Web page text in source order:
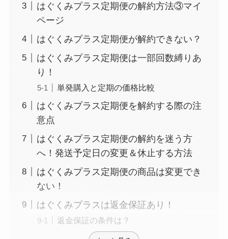
はぐくみプラス定期便の解約方法③マイ
ページ
はぐくみプラス定期便が解約できない？
はぐくみプラス定期便は一部回数縛りあ
り！
単発購入と定期の価格比較
はぐくみプラス定期便を解約する際の注
意点
はぐくみプラス定期便の解約を迷う方
へ！発送予定日の変更＆休止する方法
はぐくみプラス定期便の商品は変更でき
ない！
はぐくみプラスは返金保証あり！
返金保証の条件は？